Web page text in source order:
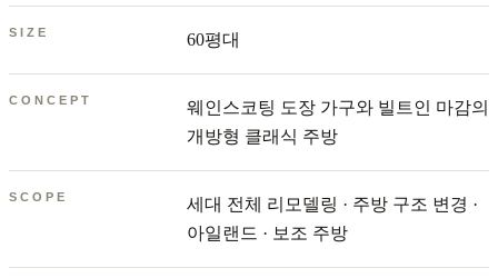
SIZE 60평대
CONCEPT
웨인스코팅 도장 가구와 빌트인 마감의
개방형 클래식 주방
SCOPE
세대 전체 리모델링 · 주방 구조 변경 ·
아일랜드 · 보조 주방